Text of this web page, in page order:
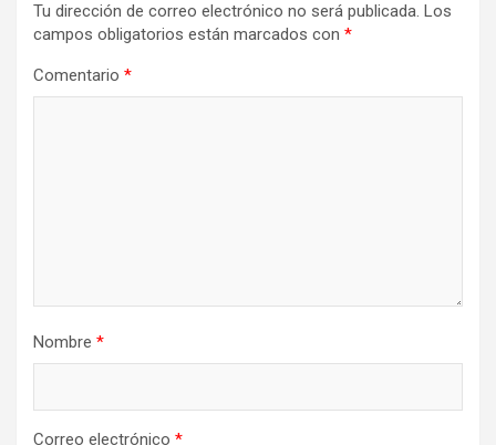
Tu dirección de correo electrónico no será publicada. Los
campos obligatorios están marcados con *
Comentario *
Nombre *
Correo electrónico *